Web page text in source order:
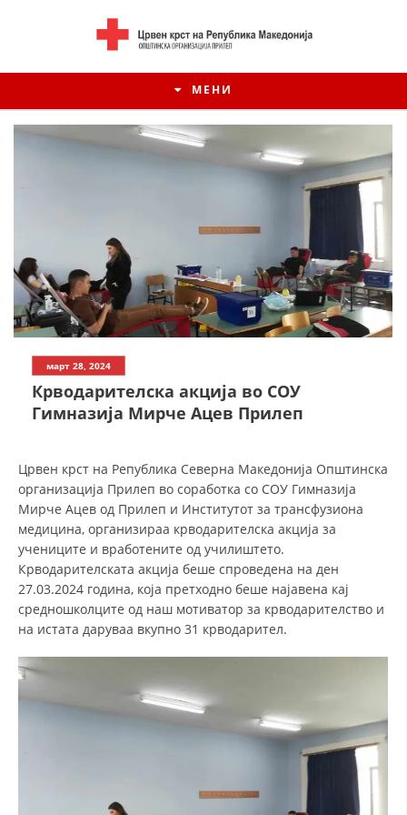
МЕНИ
ИСТОРИЈАТ НА ЦКРСМ
СТРУКТУРА НА ОРГАНИЗАЦИЈАТА
ЧЛЕНСТВО ВО ПРОФЕСИОНАЛНИ ТЕЛА
ЗАКОН ЗА ЦКРМ
СТАТУТ НА ЦКРМ
ОРГАНИЗАЦИЈА И РАЗВОЈ
СТРУКТУРА И ОРГАНИЗАЦИОНА ПОСТАВЕНОСТ
март 28, 2024
Крводарителска акција во СОУ
Гимназија Мирче Ацев Прилеп
Црвен крст на Република Северна Македонија Општинска
организација Прилеп во соработка со СОУ Гимназија
Мирче Ацев од Прилеп и Институтот за трансфузиона
медицина, организираа крводарителска акција за
учениците и вработените од училиштето.
Крводарителската акција беше спроведена на ден
27.03.2024 година, која претходно беше најавена кај
средношколците од наш мотиватор за крводарителство и
на истата даруваа вкупно 31 крводарител.